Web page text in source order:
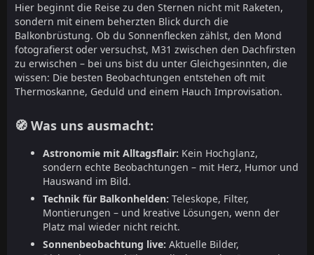
Hier beginnt die Reise zu den Sternen nicht mit Raketen,
sondern mit einem beherzten Blick durch die
Balkonbrüstung. Ob du Sonnenflecken zählst, den Mond
fotografierst oder versuchst, M31 zwischen den Dachfirsten
zu erwischen – bei uns bist du unter Gleichgesinnten, die
wissen: Die besten Beobachtungen entstehen oft mit
Thermoskanne, Geduld und einem Hauch Improvisation.
🧭 Was uns ausmacht:
Astronomie mit Alltagsflair: Kein Hochglanz,
sondern echte Beobachtungen – mit Herz, Humor und
Hauswand im Bild.
Technik für Balkonhelden: Teleskope, Filter,
Montierungen – und kreative Lösungen, wenn der
Platz mal wieder nicht reicht.
Sonnenbeobachtung live: Aktuelle Bilder,